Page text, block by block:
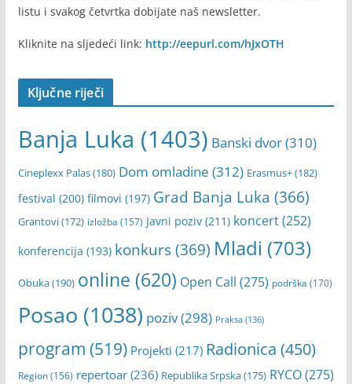
listu i svakog četvrtka dobijate naš newsletter.
Kliknite na sljedeći link: http://eepurl.com/hJxOTH
Ključne riječi
Banja Luka (1403) Banski dvor(310)
Cineplexx Palas(180) Dom omladine (312) Erasmus+(182)
festival (200) filmovi (197) Grad Banja Luka (366)
Grantovi(172) izložba (157) Javni poziv(211) koncert(252)
konferencija (193) konkurs(369) Mladi (703)
Obuka(190) online (620) Open Call (275) podrška (170)
Posao (1038) poziv(298) Praksa(136)
program (519) Projekti (217) Radionica (450)
Region(156) repertoar(236) Republika Srpska(175) RYCO(275)